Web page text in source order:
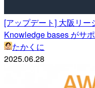
[アップデート] 大阪リ
Knowledge bases がサ
たかくに
2025.06.28